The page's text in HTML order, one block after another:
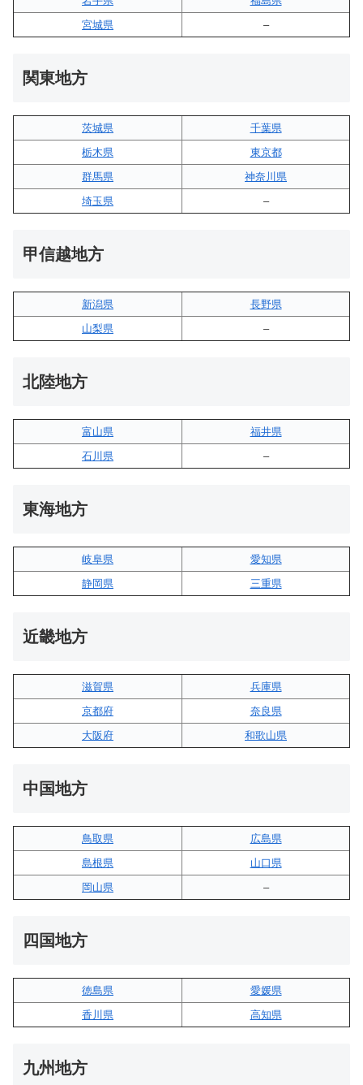
宮城県
–
関東地方
茨城県
千葉県
栃木県
東京都
群馬県
神奈川県
埼玉県
–
甲信越地方
新潟県
長野県
山梨県
–
北陸地方
富山県
福井県
石川県
–
東海地方
岐阜県
愛知県
静岡県
三重県
近畿地方
滋賀県
兵庫県
京都府
奈良県
大阪府
和歌山県
中国地方
鳥取県
広島県
島根県
山口県
岡山県
–
四国地方
徳島県
愛媛県
香川県
高知県
九州地方